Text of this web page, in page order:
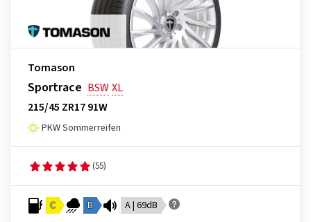
Tomason
Sportrace BSWXL
215/45 ZR17 91W
PKW Sommerreifen
(55)
C B A | 69dB